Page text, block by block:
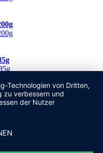
Technologien von Dritten,
zu verbessern und
der Nutzer